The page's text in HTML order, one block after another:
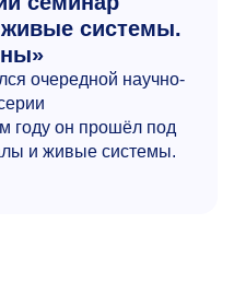
системы.
очередной научно-
году он прошёл под
и живые системы.